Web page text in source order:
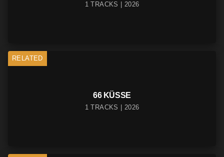
1 TRACKS | 2026
RELATED
66 KÜSSE
1 TRACKS | 2026